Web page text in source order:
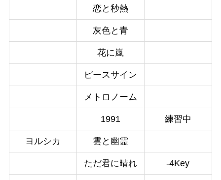
恋と秒熱
灰色と青
花に嵐
ピースサイン
メトロノーム
1991 練習中
ヨルシカ 雲と幽霊
ただ君に晴れ -4Key